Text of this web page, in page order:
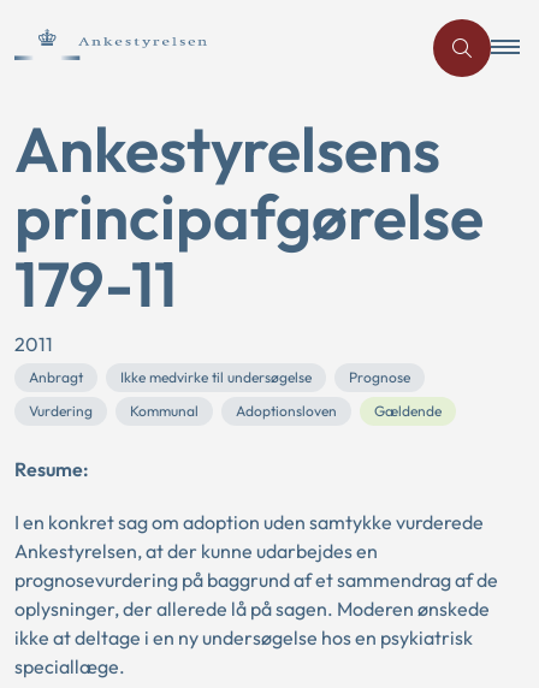
Ankestyrelsens
principafgørelse
179-11
2011
Anbragt Ikke medvirke til undersøgelse
Prognose
Vurdering
Kommunal Adoptionsloven Gældende
Resume:
I en konkret sag om adoption uden samtykke vurderede
Ankestyrelsen, at der kunne udarbejdes en
prognosevurdering på baggrund af et sammendrag af de
oplysninger, der allerede lå på sagen. Moderen ønskede
ikke at deltage i en ny undersøgelse hos en psykiatrisk
speciallæge.